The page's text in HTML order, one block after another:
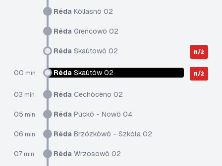
Réda Kòllasnô 02
Réda Greńcowô 02
Réda Skaùtowô 02 n/ż
00 min Réda Skaùtów 02 n/ż
03 min Réda Cechòcëno 02
05 min Réda Pùckô - Nowô 04
06 min Réda Brzózkòwô - Szkòła 02
07 min Réda Wrzosowô 02